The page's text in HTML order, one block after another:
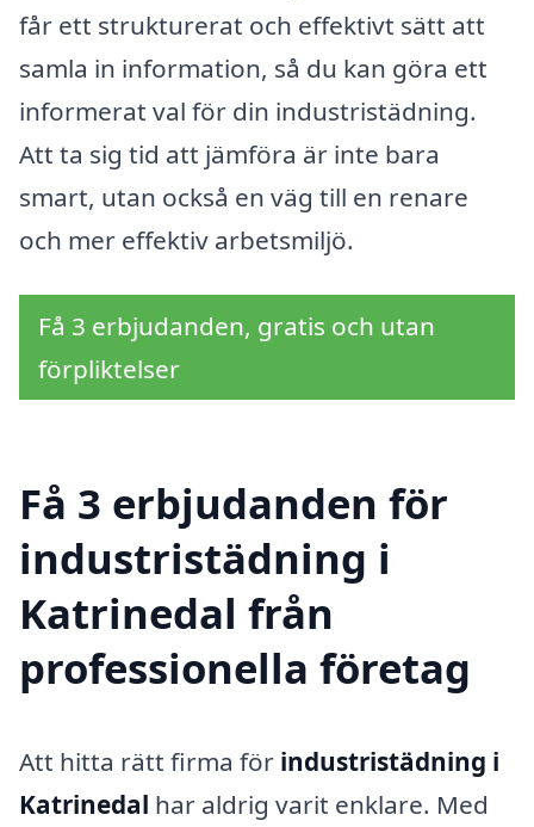
får ett strukturerat och effektivt sätt att
samla in information, så du kan göra ett
informerat val för din industristädning.
Att ta sig tid att jämföra är inte bara
smart, utan också en väg till en renare
och mer effektiv arbetsmiljö.
Få 3 erbjudanden, gratis och utan
förpliktelser
Få 3 erbjudanden för
industristädning i
Katrinedal från
professionella företag
Att hitta rätt firma för industristädning i
Katrinedal har aldrig varit enklare. Med